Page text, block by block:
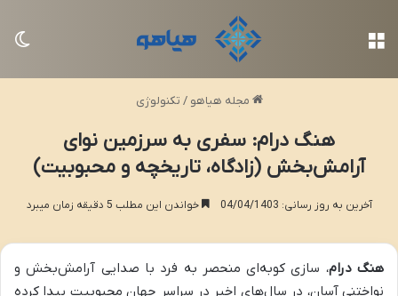
مجله هیاهو / تکنولوژی
هنگ درام: سفری به سرزمین نوای
آرامش‌بخش (زادگاه، تاریخچه و محبوبیت)
آخرین به روز رسانی: 04/04/1403 خواندن این مطلب 5 دقیقه زمان میبرد
هنگ درام، سازی کوبه‌ای منحصر به فرد با صدایی آرامش‌بخش و
نواختنی آسان، در سال‌های اخیر در سراسر جهان محبوبیت پیدا کرده